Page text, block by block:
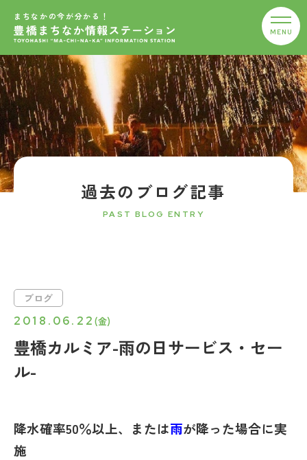
まちなかの今が分かる！
過去のブログ記事
PAST BLOG ENTRY
豊橋カルミア-雨の日サービス・セー
ル-
2018.06.22 (金)
ブログ
降水確率50％以上、または雨が降った場合に実
施